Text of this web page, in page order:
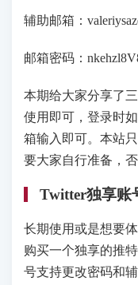
辅助邮箱：
邮箱密码：
本期给大家分享了
使用即可，登录时
箱输入即可。本站
要大家自行准备，
Twitter独享账
长期使用或是想要
购买一个独享的推
号支持更改密码和